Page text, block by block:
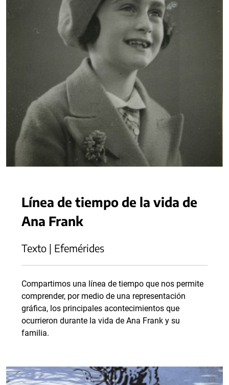
Línea de tiempo de la vida de
Ana Frank
Texto | Efemérides
Compartimos una línea de tiempo que nos permite
comprender, por medio de una representación
gráfica, los principales acontecimientos que
ocurrieron durante la vida de Ana Frank y su
familia.